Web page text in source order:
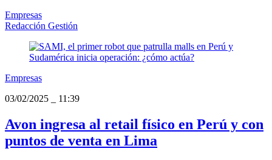
Empresas
Redacción Gestión
Empresas
03/02/2025
11:39
Avon ingresa al retail físico en Perú y con
puntos de venta en Lima